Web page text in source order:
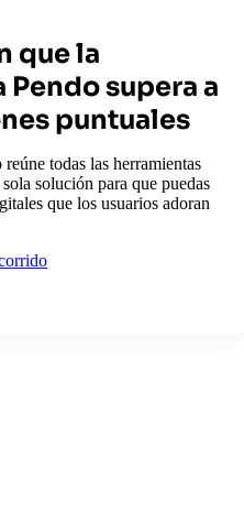
que la
supera a
puntuales
todas las herramientas
solución para que puedas
que los usuarios adoran